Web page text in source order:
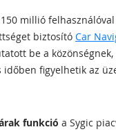
millió
biztosító Car
be a közönségnek,
időben figyelhetik az
funkció a Sygic